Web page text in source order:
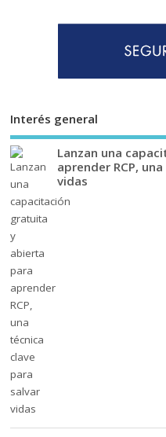
Interés general
Lanzan una
aprender RCP,
vidas